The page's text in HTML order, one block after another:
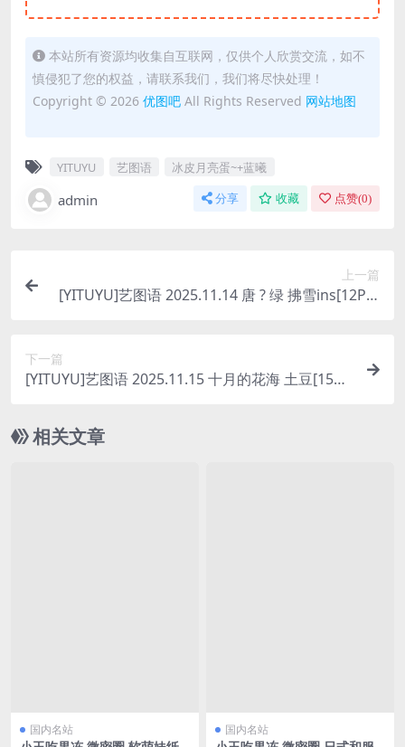
本站所有资源均收集自互联网，仅供个人欣赏交流，如不
慎侵犯了您的权益，请联系我们，我们将尽快处理！
Copyright © 2026 优图吧 All Rights Reserved 网站地图
YITUYU 艺图语 冰皮月亮蛋~+蓝曦
admin 分享 收藏 点赞(0)
上一篇
[YITUYU]艺图语 2025.11.14 唐 ? 绿 拂雪ins[12P/2
下一篇
[YITUYU]艺图语 2025.11.15 十月的花海 土豆[15P/
相关文章
国内名站 国内名站